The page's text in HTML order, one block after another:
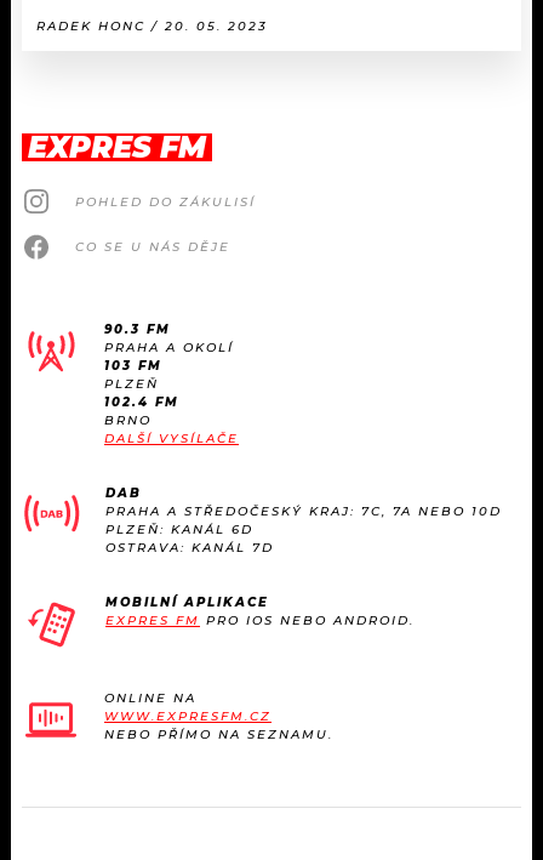
RADEK HONC / 20. 05. 2023
EXPRES FM
POHLED DO ZÁKULISÍ
CO SE U NÁS DĚJE
90.3 FM
PRAHA A OKOLÍ
103 FM
PLZEŇ
102.4 FM
BRNO
DALŠÍ VYSÍLAČE
DAB
PRAHA A STŘEDOČESKÝ KRAJ: 7C, 7A NEBO 10D
PLZEŇ: KANÁL 6D
OSTRAVA: KANÁL 7D
MOBILNÍ APLIKACE
EXPRES FM PRO IOS NEBO ANDROID.
ONLINE NA
WWW.EXPRESFM.CZ
NEBO PŘÍMO NA SEZNAMU.